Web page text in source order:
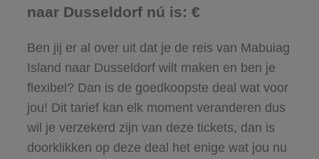
naar Dusseldorf nú is: €
Ben jij er al over uit dat je de reis van Mabuiag
Island naar Dusseldorf wilt maken en ben je
flexibel? Dan is de goedkoopste deal wat voor
jou! Dit tarief kan elk moment veranderen dus
wil je verzekerd zijn van deze tickets, dan is
doorklikken op deze deal het enige wat jou nu